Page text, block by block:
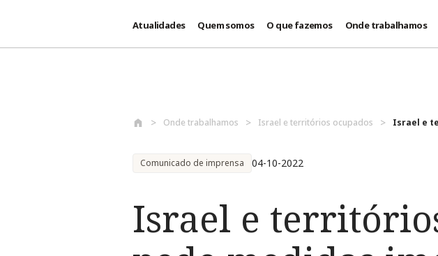
Atualidades Quem somos O que fazemos Onde trabalhamos
Onde trabalhamos Israel e territórios ocupados Israel e
Comunicado de imprensa 04-10-2022
Israel e